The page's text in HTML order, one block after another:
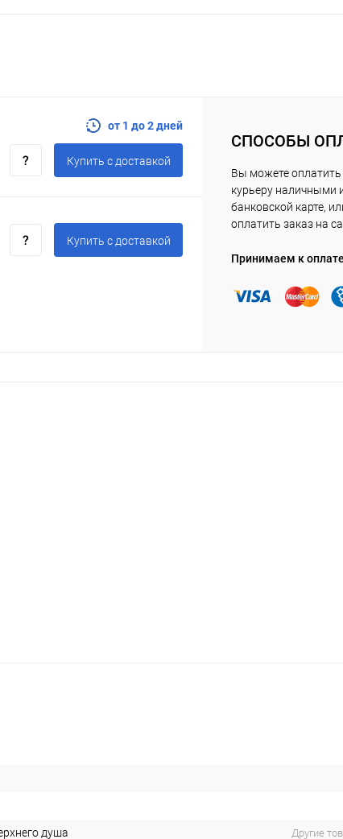
от 1 до 2 дней
Купить c доставкой
Купить c доставкой
СПОСОБЫ
Вы можете оплатить
курьеру наличными
банковской карте,
оплатить заказ на
Принимаем к
душа Другие